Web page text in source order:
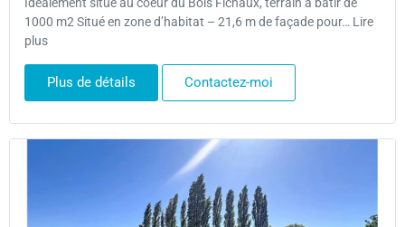
Idéalement situé au coeur du Bois Fichaux, terrain à bâtir de
1000 m2 Situé en zone d’habitat – 21,6 m de façade pour… Lire
plus
Plus de détails Contactez-moi